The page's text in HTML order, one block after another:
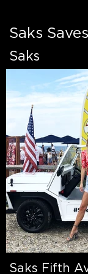
Saks
Saks
Saks Fifth